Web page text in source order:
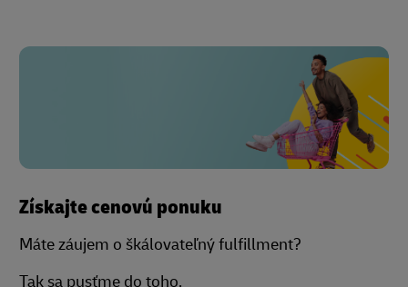
Získajte cenovú ponuku
Máte záujem o škálovateľný fulfillment?
Tak sa pusťme do toho.